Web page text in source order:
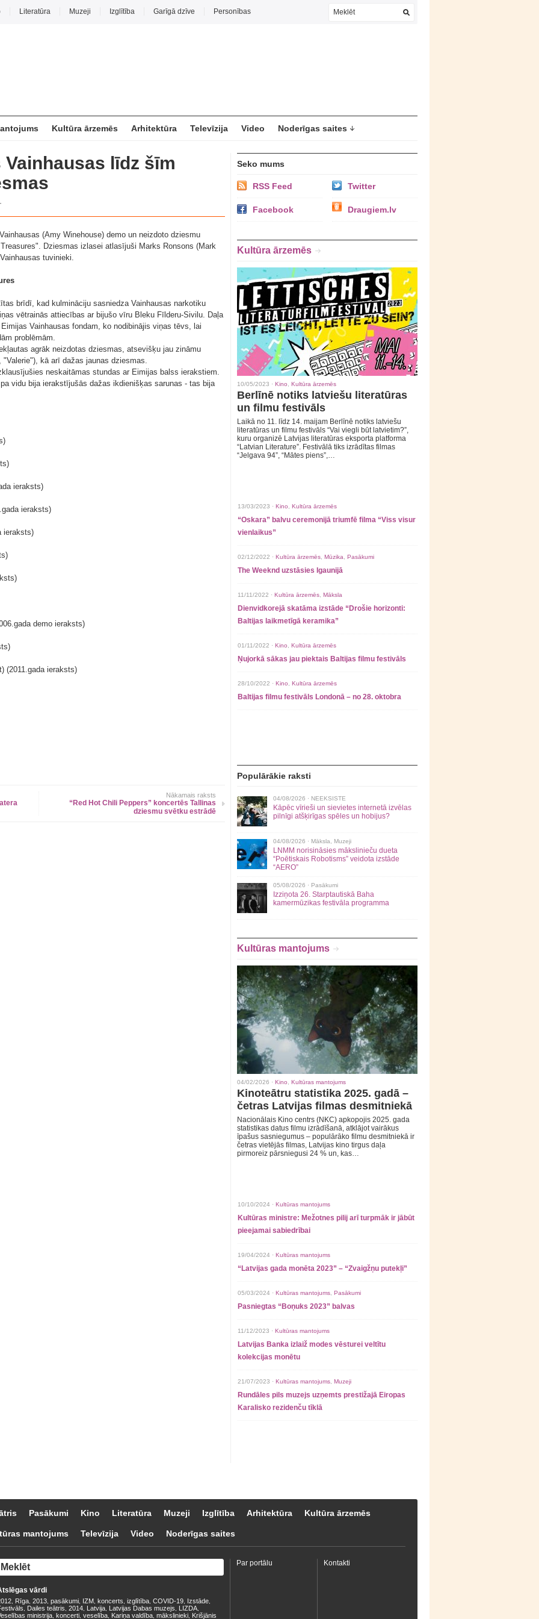
Literatūra Muzeji Izglītība Garīgā dzīve Personības
Kultūra ārzemēs Arhitektūra Televīzija Video Noderīgas saites
līdz šīm
·
(Amy Winehouse) demo un neizdoto dziesmu
Dziesmas izlasei atlasījuši Marks Ronsons (Mark
tuvinieki.
brīdī, kad kulmināciju sasniedza Vainhausas narkotiku
vētrainās attiecības ar bijušo vīru Bleku Fīlderu-Sivilu. Daļa
Vainhausas fondam, ko nodibinājis viņas tēvs, lai
problēmām.
agrāk neizdotas dziesmas, atsevišķu jau zināmu
kā arī dažas jaunas dziesmas.
neskaitāmas stundas ar Eimijas balss ierakstiem.
vidu bija ierakstījušās dažas ikdienišķas sarunas - tas bija
ieraksts)
ieraksts)
ieraksts)
demo ieraksts)
(2011.gada ieraksts)
Nākamais raksts
“Red Hot Chili Peppers” koncertēs Tallinas
dziesmu svētku estrādē
Seko mums
RSS Feed Twitter
Facebook Draugiem.lv
Kultūra ārzemēs
10/05/2023 · Kino Kultūra ārzemēs
Berlīnē notiks latviešu literatūras
un filmu festivāls
Laikā no 11. līdz 14. maijam Berlīnē notiks latviešu
literatūras un filmu festivāls “Vai viegli būt latvietim?”,
kuru organizē Latvijas literatūras eksporta platforma
“Latvian Literature”. Festivālā tiks izrādītas filmas
“Jelgava 94”, “Mātes piens”,…
13/03/2023 · Kino Kultūra ārzemēs
“Oskara” balvu ceremonijā triumfē filma “Viss visur
vienlaikus”
02/12/2022 · Kultūra ārzemēs Mūzika Pasākumi
The Weeknd uzstāsies Igaunijā
11/11/2022 · Kultūra ārzemēs Māksla
Dienvidkorejā skatāma izstāde “Drošie horizonti:
Baltijas laikmetīgā keramika”
01/11/2022 · Kino Kultūra ārzemēs
Ņujorkā sākas jau piektais Baltijas filmu festivāls
28/10/2022 · Kino Kultūra ārzemēs
Baltijas filmu festivāls Londonā – no 28. oktobra
Populārākie raksti
04/08/2026 · NEEKSISTE
Kāpēc vīrieši un sievietes internetā izvēlas
pilnīgi atšķirīgas spēles un hobijus?
04/08/2026 · Māksla Muzeji
LNMM norisināsies mākslinieču dueta
“Poētiskais Robotisms” veidota izstāde
“AERO”
05/08/2026 · Pasākumi
Izziņota 26. Starptautiskā Baha
kamermūzikas festivāla programma
Kultūras mantojums
04/02/2026 · Kino Kultūras mantojums
Kinoteātru statistika 2025. gadā –
četras Latvijas filmas desmitniekā
Nacionālais Kino centrs (NKC) apkopojis 2025. gada
statistikas datus filmu izrādīšanā, atklājot vairākus
īpašus sasniegumus – populārāko filmu desmitniekā ir
četras vietējās filmas, Latvijas kino tirgus daļa
pirmoreiz pārsniegusi 24 % un, kas…
10/10/2024 · Kultūras mantojums
Kultūras ministre: Mežotnes pilij arī turpmāk ir jābūt
pieejamai sabiedrībai
19/04/2024 · Kultūras mantojums
“Latvijas gada monēta 2023” – “Zvaigžņu putekļi”
05/03/2024 · Kultūras mantojums Pasākumi
Pasniegtas “Boņuks 2023” balvas
11/12/2023 · Kultūras mantojums
Latvijas Banka izlaiž modes vēsturei veltītu
kolekcijas monētu
21/07/2023 · Kultūras mantojums Muzeji
Rundāles pils muzejs uzņemts prestižajā Eiropas
Karalisko rezidenču tīklā
Pasākumi Kino Literatūra Muzeji Izglītība Arhitektūra Kultūra ārzemēs
mantojums Televīzija Video Noderīgas saites
vārdi
Rīga 2013 pasākumi IZM koncerts izglītība COVID-19 Izstāde
Dailes teātris 2014 Latvija Latvijas Dabas muzejs LIZDA
ministrija koncerti veselība Kariņa valdība mākslinieki Krišjānis
Par portālu Kontakti